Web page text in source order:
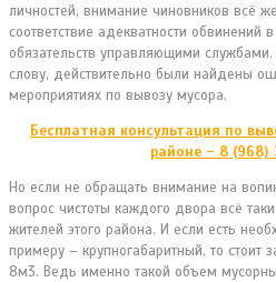
личностей, внимание чиновников всё
соответствие адекватности обвинений
обязательств управляющими
слову, действительно были найдены
мероприятиях по вывозу мусора.
Бесплатная консультация по
районе – 8
Но если не обращать внимание на
вопрос чистоты каждого двора всё
жителей этого района. И если есть
примеру – крупногабаритный, то стоит
8м3. Ведь именно такой объем